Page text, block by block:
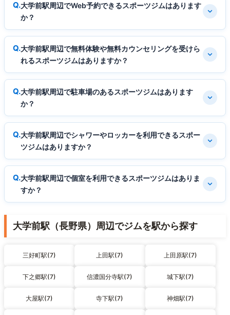
大学前駅周辺でWeb予約できるスポーツジムはあります
か？
大学前駅周辺で無料体験や無料カウンセリングを受けら
れるスポーツジムはありますか？
大学前駅周辺で駐車場のあるスポーツジムはあります
か？
大学前駅周辺でシャワーやロッカーを利用できるスポー
ツジムはありますか？
大学前駅周辺で個室を利用できるスポーツジムはありま
すか？
大学前駅（長野県）周辺でジムを駅から探す
三好町駅(7) 上田駅(7) 上田原駅(7)
下之郷駅(7) 信濃国分寺駅(7) 城下駅(7)
大屋駅(7) 寺下駅(7) 神畑駅(7)